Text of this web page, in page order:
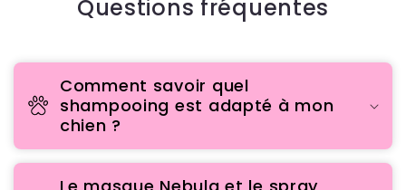
Questions fréquentes
Comment savoir quel
shampooing est adapté à mon
chien ?